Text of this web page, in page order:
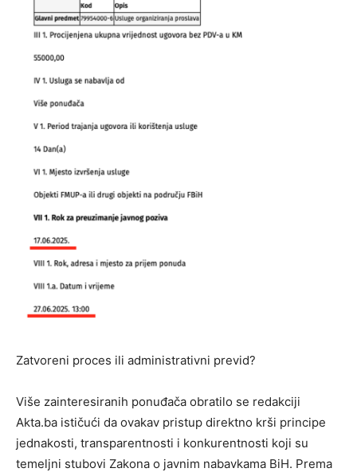
Zatvoreni proces ili administrativni previd?
Više zainteresiranih ponuđača obratilo se redakciji
Akta.ba ističući da ovakav pristup direktno krši principe
jednakosti, transparentnosti i konkurentnosti koji su
temeljni stubovi Zakona o javnim nabavkama BiH. Prema